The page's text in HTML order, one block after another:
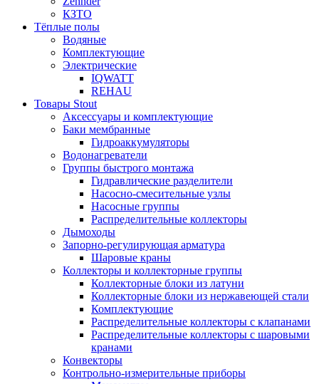
КЗТО
Тёплые полы
Водяные
Комплектующие
Электрические
IQWATT
REHAU
Товары Stout
Аксессуары и комплектующие
Баки мембранные
Гидроаккумуляторы
Водонагреватели
Группы быстрого монтажа
Гидравлические разделители
Насосно-смесительные узлы
Насосные группы
Распределительные коллекторы
Дымоходы
Запорно-регулирующая арматура
Шаровые краны
Коллекторы и коллекторные группы
Коллекторные блоки из латуни
Коллекторные блоки из нержавеющей стали
Комплектующие
Распределительные коллекторы с клапанами
Распределительные коллекторы с шаровыми
кранами
Конвекторы
Контрольно-измерительные приборы